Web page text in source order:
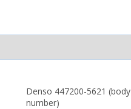
Denso 447200-5621 (body
number)